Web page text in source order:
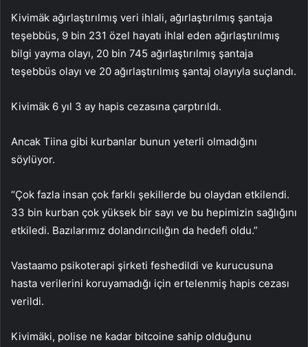
Kivimäk ağırlaştırılmış veri ihlali, ağırlaştırılmış şantaja
teşebbüs, 9 bin 231 özel hayatı ihlal eden ağırlaştırılmış
bilgi yayma olayı, 20 bin 745 ağırlaştırılmış şantaja
teşebbüs olayı ve 20 ağırlaştırılmış şantaj olayıyla suçlandı.
Kivimäk 6 yıl 3 ay hapis cezasına çarptırıldı.
Ancak Tiina gibi kurbanlar bunun yeterli olmadığını
söylüyor.
“Çok fazla insan çok farklı şekillerde bu olaydan etkilendi.
33 bin kurban çok yüksek bir sayı ve bu hepimizin sağlığını
etkiledi. Bazılarımız dolandırıcılığın da hedefi oldu.”
Vastaamo psikoterapi şirketi feshedildi ve kurucusuna
hasta verilerini koruyamadığı için ertelenmiş hapis cezası
verildi.
Kivimäki, polise ne kadar bitcoine sahip olduğunu